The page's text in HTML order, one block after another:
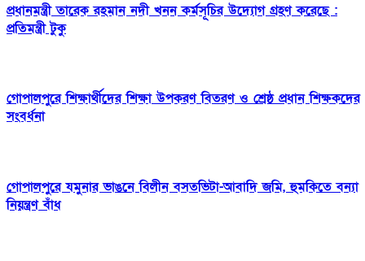
প্রধানমন্ত্রী তারেক রহমান নদী খনন কর্মসূচির উদ্যোগ গ্রহণ করেছে :
প্রতিমন্ত্রী টুকু
গোপালপুরে শিক্ষার্থীদের শিক্ষা উপকরণ বিতরণ ও শ্রেষ্ঠ প্রধান শিক্ষকদের
সংবর্ধনা
গোপালপুরে যমুনার ভাঙনে বিলীন বসতভিটা-আবাদি জমি, হুমকিতে বন্যা
নিয়ন্ত্রণ বাঁধ